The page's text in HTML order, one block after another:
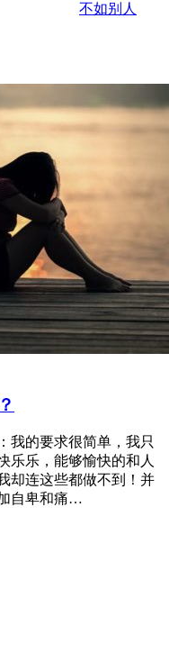
不如别人
我的要求很简单，我只
乐乐，能够愉快的和人
却连这些都做不到！并
自卑和痛…